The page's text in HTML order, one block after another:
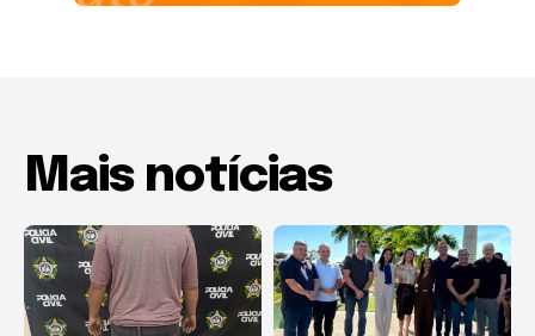
Mais notícias